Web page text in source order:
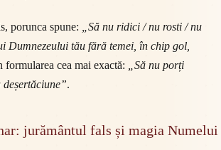
porunca spune:
„Să nu ridici / nu rosti / nu
Dumnezeului tău fără temei, în chip gol,
formularea cea mai exactă:
„Să nu porți
.
jurământul fals și magia Numelui